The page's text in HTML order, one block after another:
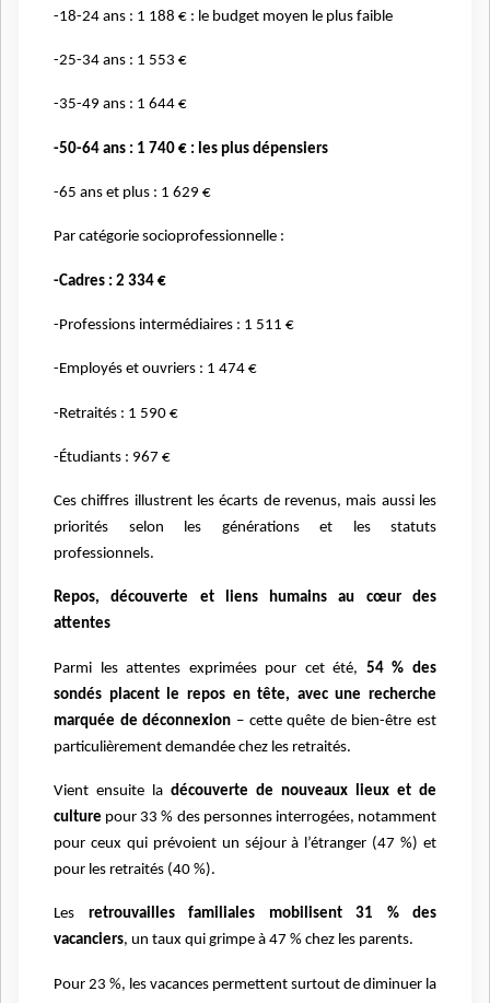
-18-24 ans : 1 188 € : le budget moyen le plus faible
-25-34 ans : 1 553 €
-35-49 ans : 1 644 €
-50-64 ans : 1 740 € : les plus dépensiers
-65 ans et plus : 1 629 €
Par catégorie socioprofessionnelle :
-Cadres : 2 334 €
-Professions intermédiaires : 1 511 €
-Employés et ouvriers : 1 474 €
-Retraités : 1 590 €
-Étudiants : 967 €
Ces chiffres illustrent les écarts de revenus, mais aussi les
priorités selon les générations et les statuts
professionnels.
Repos, découverte et liens humains au cœur des
attentes
Parmi les attentes exprimées pour cet été, 54 % des
sondés placent le repos en tête, avec une recherche
marquée de déconnexion – cette quête de bien-être est
particulièrement demandée chez les retraités.
Vient ensuite la découverte de nouveaux lieux et de
culture pour 33 % des personnes interrogées, notamment
pour ceux qui prévoient un séjour à l’étranger (47 %) et
pour les retraités (40 %).
Les retrouvailles familiales mobilisent 31 % des
vacanciers, un taux qui grimpe à 47 % chez les parents.
Pour 23 %, les vacances permettent surtout de diminuer la